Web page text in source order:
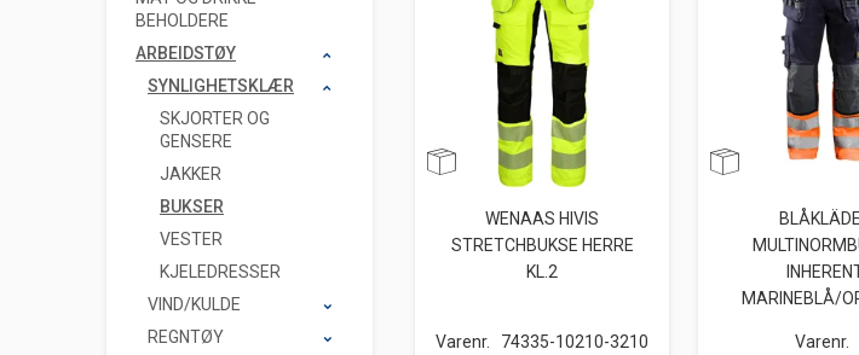
BEHOLDERE
ARBEIDSTØY
SYNLIGHETSKLÆR
SKJORTER OG
GENSERE
JAKKER
BUKSER
VESTER
KJELEDRESSER
VIND/KULDE
REGNTØY
WENAAS HIVIS
STRETCHBUKSE HERRE
KL.2
Varenr. 74335-10210-3210
MARINEBLÅ/
Varenr.